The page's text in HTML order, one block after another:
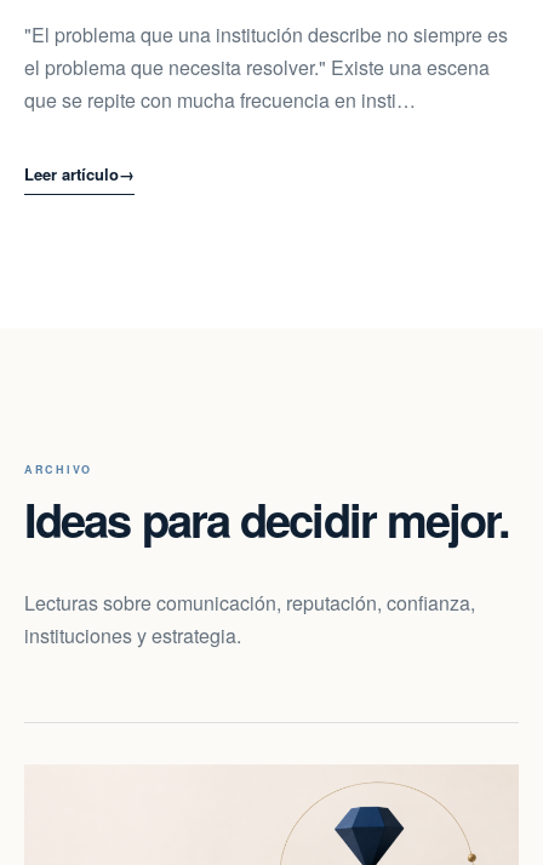
"El problema que una institución describe no siempre es
el problema que necesita resolver." Existe una escena
que se repite con mucha frecuencia en insti…
Leer artículo→
ARCHIVO
Ideas para decidir mejor.
Lecturas sobre comunicación, reputación, confianza,
instituciones y estrategia.